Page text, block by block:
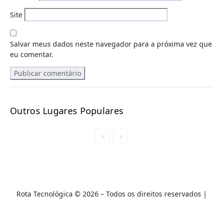
Site
Salvar meus dados neste navegador para a próxima vez que
eu comentar.
Outros Lugares Populares
Rota Tecnológica © 2026 – Todos os direitos reservados |